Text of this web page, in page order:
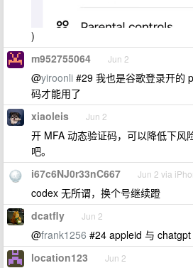
)
m952755064 Jun 2
@yiroonli #29 我也是谷歌登录开的
码才能用了
xiaoleis Jun 2
开 MFA 动态验证码，可以降低下风
吧。
i67c6NJ0r33nC667 Jun 2 via
codex 无所谓，换个号继续蹬
dcatfly Jun 2
@frank1256 #24 appleid 与
location123 Jun 2